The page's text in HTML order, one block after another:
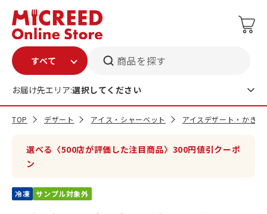
商品を探す
お届け先エリア:選択してください
TOP デザート アイス・シャーベット アイスデザート・かき氷
選べる〈500店が評価した注目商品〉300円値引クーポ
ン
冷凍 サンプル対象外